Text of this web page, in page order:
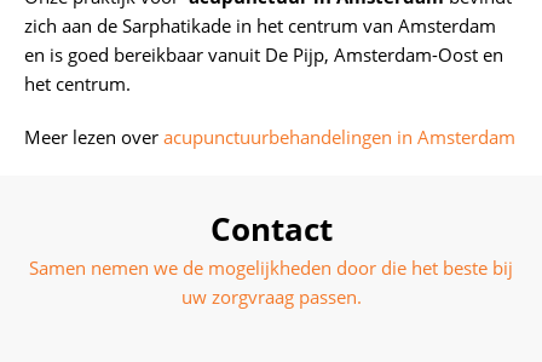
zich aan de Sarphatikade in het centrum van Amsterdam
en is goed bereikbaar vanuit De Pijp, Amsterdam-Oost en
het centrum.
Meer lezen over acupunctuurbehandelingen in Amsterdam
Contact
Samen nemen we de mogelijkheden door die het beste bij
uw zorgvraag passen.